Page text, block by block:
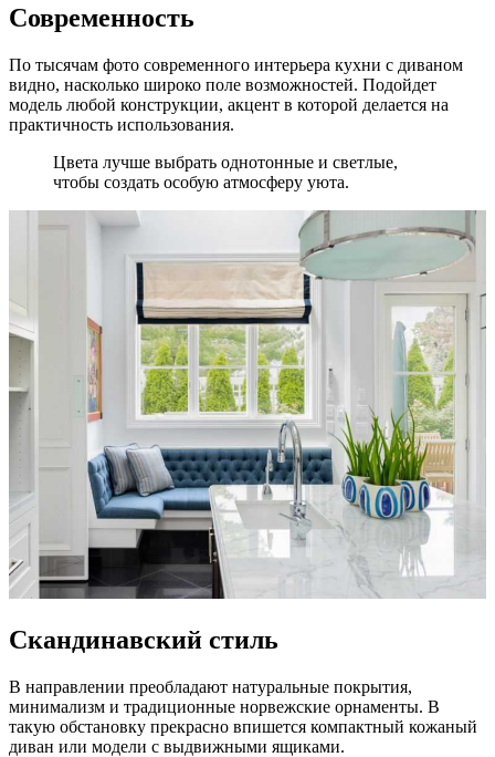
Современность
По тысячам фото современного интерьера кухни с диваном
видно, насколько широко поле возможностей. Подойдет
модель любой конструкции, акцент в которой делается на
практичность использования.
Цвета лучше выбрать однотонные и светлые,
чтобы создать особую атмосферу уюта.
Скандинавский стиль
В направлении преобладают натуральные покрытия,
минимализм и традиционные норвежские орнаменты. В
такую обстановку прекрасно впишется компактный кожаный
диван или модели с выдвижными ящиками.